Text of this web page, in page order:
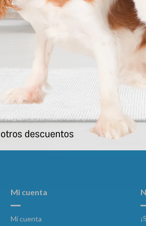
Pro Plan Active Mind (senior)
Mi cuenta
Mi cuenta